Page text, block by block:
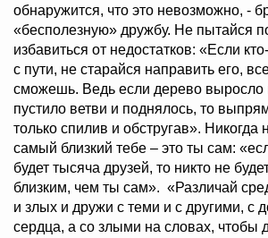
обнаружится, что это невозможно, -
«бесполезную» дружбу. Не пытайся
избавиться от недостатков: «Если
с пути, не старайся направить его,
сможешь. Ведь если дерево выросло
пустило ветви и поднялось, то
только спилив и обстругав». Никогда
самый близкий тебе – это ты сам:
будет тысяча друзей, то никто не
близким, чем ты сам». «Различай
и злых и дружи с теми и с другими, с
сердца, а со злыми на словах, чтобы